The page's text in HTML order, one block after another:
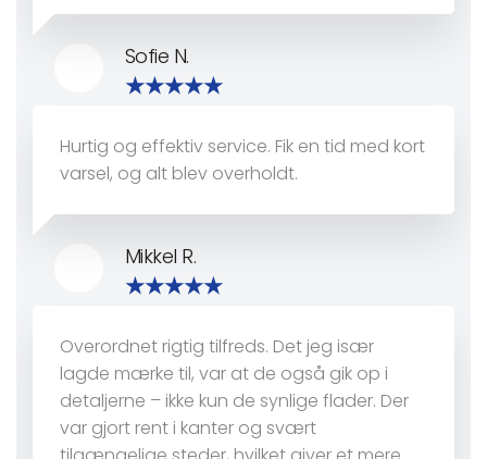
Sofie N.
Hurtig og effektiv service. Fik en tid med kort
varsel, og alt blev overholdt.
Mikkel R.
Overordnet rigtig tilfreds. Det jeg især
lagde mærke til, var at de også gik op i
detaljerne – ikke kun de synlige flader. Der
var gjort rent i kanter og svært